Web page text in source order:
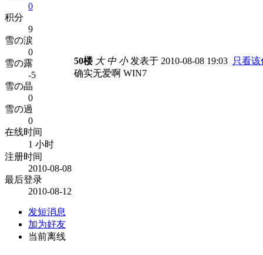
0
积分
9
雪の涙
0
雪の露
-5
雪の晶
0
雪の過
0
在线时间
1 小时
注册时间
2010-08-08
最后登录
2010-08-12
发短消息
加为好友
当前离线
50楼 大 中 小发表于 2010-08-08 19:03 只看该
确实无爱啊 WIN7